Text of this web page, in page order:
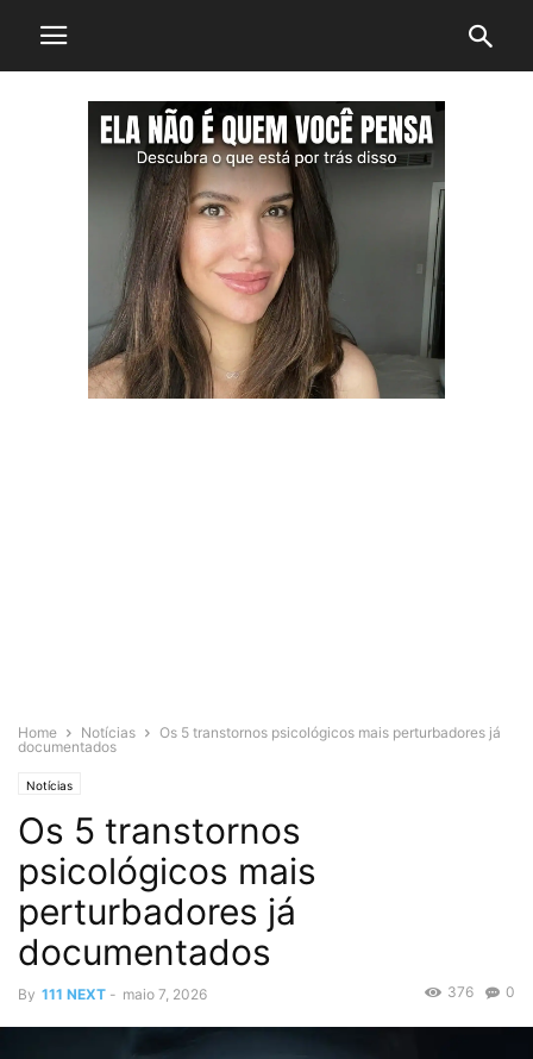
Home Notícias
Os 5 transtornos psicológicos mais perturbadores já
documentados
Notícias
Os 5 transtornos
psicológicos mais
perturbadores já
documentados
By 111 NEXT - maio 7, 2026 0
376